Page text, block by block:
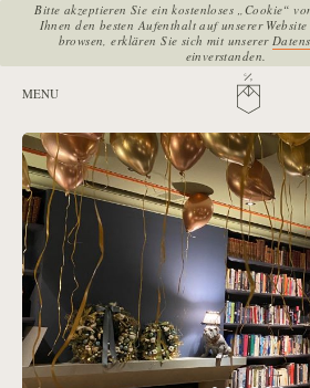
Bitte akzeptieren Sie ein kostenloses „Cookie“
Ihnen den besten Aufenthalt auf unserer
browsen, erklären Sie sich mit unserer
einverstanden.
HOME
MENU